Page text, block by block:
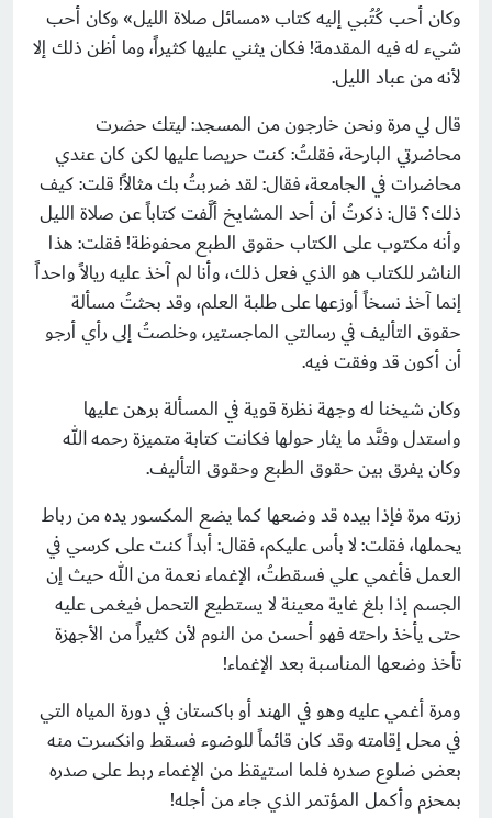
وكان أحب كُتُبي إليه كتاب «مسائل صلاة الليل» وكان أحب
شيء له فيه المقدمة! فكان يثني عليها كثيراً، وما أظن ذلك إلا
لأنه من عباد الليل.
قال لي مرة ونحن خارجون من المسجد: ليتك حضرت
محاضرتي البارحة، فقلتُ: كنت حريصا عليها لكن كان عندي
محاضرات في الجامعة، فقال: لقد ضربتُ بك مثالاً! قلت: كيف
ذلك؟ قال: ذكرتُ أن أحد المشايخ ألَّفت كتاباً عن صلاة الليل
وأنه مكتوب على الكتاب حقوق الطبع محفوظة! فقلت: هذا
الناشر للكتاب هو الذي فعل ذلك، وأنا لم آخذ عليه ريالاً واحداً
إنما آخذ نسخاً أوزعها على طلبة العلم، وقد بحثتُ مسألة
حقوق التأليف في رسالتي الماجستير، وخلصتُ إلى رأي أرجو
أن أكون قد وفقت فيه.
وكان شيخنا له وجهة نظرة قوية في المسألة برهن عليها
واستدل وفنَّد ما يثار حولها فكانت كتابة متميزة رحمه الله
وكان يفرق بين حقوق الطبع وحقوق التأليف.
زرته مرة فإذا بيده قد وضعها كما يضع المكسور يده من رباط
يحملها، فقلت: لا بأس عليكم، فقال: أبداً كنت على كرسي في
العمل فأغمي علي فسقطتُ، الإغماء نعمة من الله حيث إن
الجسم إذا بلغ غاية معينة لا يستطيع التحمل فيغمى عليه
حتى يأخذ راحته فهو أحسن من النوم لأن كثيراً من الأجهزة
تأخذ وضعها المناسبة بعد الإغماء!
ومرة أغمي عليه وهو في الهند أو باكستان في دورة المياه التي
في محل إقامته وقد كان قائماً للوضوء فسقط وانكسرت منه
بعض ضلوع صدره فلما استيقظ من الإغماء ربط على صدره
بمحزم وأكمل المؤتمر الذي جاء من أجله!